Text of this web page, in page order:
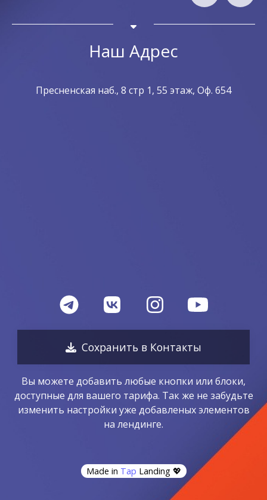
Наш Адрес
Пресненская наб., 8 стр 1, 55 этаж, Оф. 654
Сохранить в Контакты
Вы можете добавить любые кнопки или блоки,
доступные для вашего тарифа. Так же не забудьте
изменить настройки уже добавленых элементов
на лендинге.
Made in Tap Landing💖